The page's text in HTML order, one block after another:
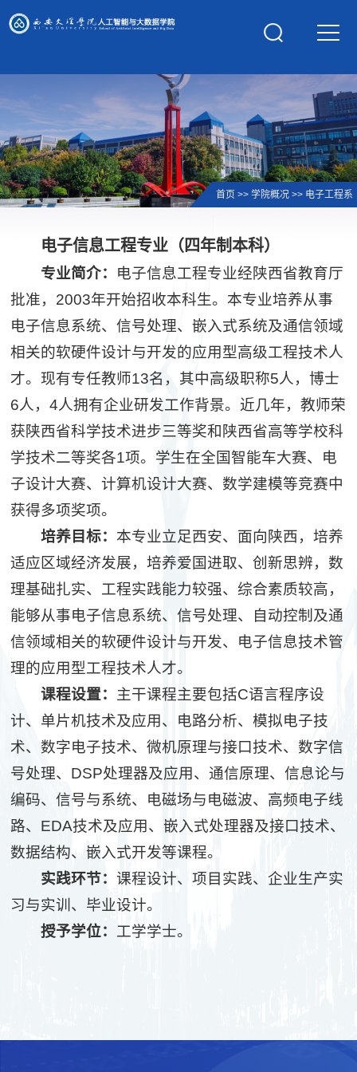
学校主页
首页 >> 学院概况 >> 电子工程系
电子信息工程专业（四年制本科）
专业简介：
电子信息工程专业经陕西省教育厅
批准，2003年开始招收本科生。本专业培养从事
电子信息系统、信号处理、嵌入式系统及通信领域
相关的软硬件设计与开发的应用型高级工程技术人
才。现有专任教师13名，其中高级职称5人，博士
6人，4人拥有企业研发工作背景。近几年，教师荣
获陕西省科学技术进步三等奖和陕西省高等学校科
学技术二等奖各1项。学生在全国智能车大赛、电
子设计大赛、计算机设计大赛、数学建模等竞赛中
获得多项奖项。
培养目标： 本专业立足西安、面向陕西，培养
适应区域经济发展，培养爱国进取、创新思辨，数
理基础扎实、工程实践能力较强、综合素质较高，
能够从事电子信息系统、信号处理、自动控制及通
信领域相关的软硬件设计与开发、电子信息技术管
理的应用型工程技术人才。
课程设置：
主干课程主要包括C语言程序设
计、单片机技术及应用、电路分析、模拟电子技
术、数字电子技术、微机原理与接口技术、数字信
号处理、DSP处理器及应用、通信原理、信息论与
编码、信号与系统、电磁场与电磁波、高频电子线
路、EDA技术及应用、嵌入式处理器及接口技术、
数据结构、嵌入式开发等课程。
实践环节： 课程设计、项目实践、企业生产实
习与实训、毕业设计。
授予学位：
工学学士。